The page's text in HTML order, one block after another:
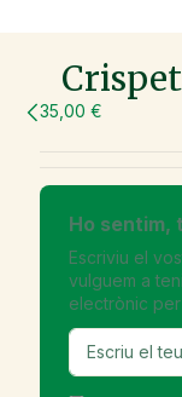
35,00 €
Ho sentim,
Escriviu el
vulguem a
electrònic